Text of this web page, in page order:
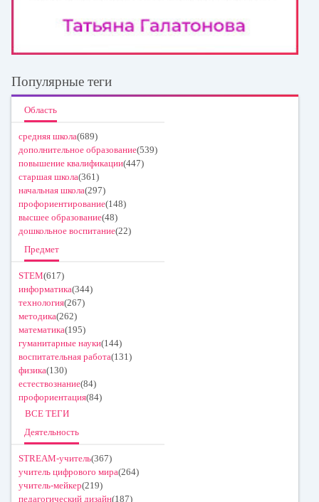
Популярные теги
Область
средняя школа(689)
дополнительное образование(539)
повышение квалификации(447)
старшая школа(361)
начальная школа(297)
профориентирование(148)
высшее образование(48)
дошкольное воспитание(22)
Предмет
STEM(617)
информатика(344)
технология(267)
методика(262)
математика(195)
гуманитарные науки(144)
воспитательная работа(131)
физика(130)
естествознание(84)
профориентация(84)
ВСЕ ТЕГИ
Деятельность
STREAM-учитель(367)
учитель цифрового мира(264)
учитель-мейкер(219)
педагогический дизайн(187)